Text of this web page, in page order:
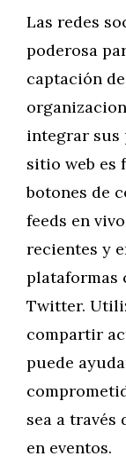
Las redes
poderosa
captación
integrar sus
sitio web es
botones de
feeds en
recientes y
plataformas
Twitter.
compartir
puede
sea a través
en eventos.